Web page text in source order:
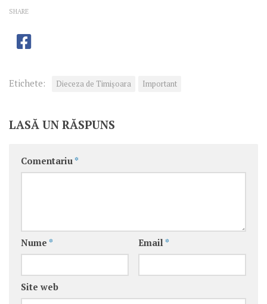
SHARE
Etichete: Dieceza de Timișoara Important
LASĂ UN RĂSPUNS
Comentariu *
Nume * Email *
Site web